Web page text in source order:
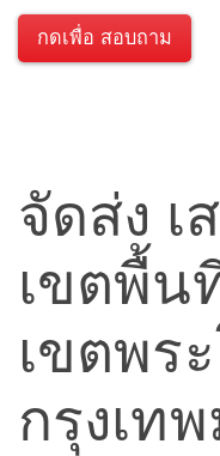
กดเพื่อ สอบถาม
จัดส่ง เ
เขตพื้น
เขตพร
กรุงเท